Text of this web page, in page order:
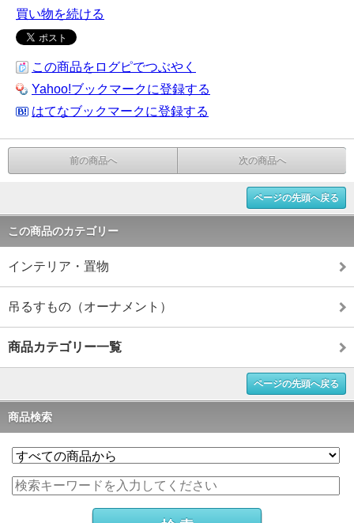
買い物を続ける
この商品をログピでつぶやく
Yahoo!ブックマークに登録する
はてなブックマークに登録する
前の商品へ 次の商品へ
ページの先頭へ戻る
この商品のカテゴリー
インテリア・置物
吊るすもの（オーナメント）
商品カテゴリー一覧
ページの先頭へ戻る
商品検索